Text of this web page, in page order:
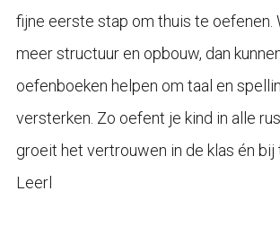
fijne eerste stap om thuis te oefenen.
meer structuur en opbouw, dan
oefenboeken helpen om taal en
versterken. Zo oefent je kind in alle
groeit het vertrouwen in de klas én
Leerl